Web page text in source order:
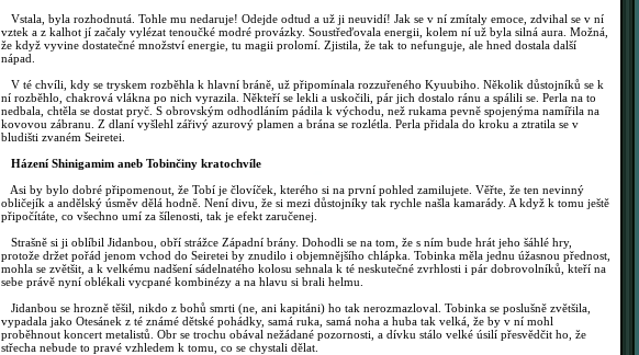
Vstala, byla rozhodnutá. Tohle mu nedaruje! Odejde odtud a už ji neuvidí! Jak se v ní zmítaly emoce, zdvihal se v ní
vztek a z kalhot jí začaly vylézat tenoučké modré provázky. Soustřeďovala energii, kolem ní už byla silná aura. Možná,
že když vyvine dostatečné množství energie, tu magii prolomí. Zjistila, že tak to nefunguje, ale hned dostala další
nápad.
V té chvíli, kdy se tryskem rozběhla k hlavní bráně, už připomínala rozzuřeného Kyuubiho. Několik důstojníků se k
ní rozběhlo, chakrová vlákna po nich vyrazila. Někteří se lekli a uskočili, pár jich dostalo ránu a spálili se. Perla na to
nedbala, chtěla se dostat pryč. S obrovským odhodláním pádila k východu, než rukama pevně spojenýma namířila na
kovovou zábranu. Z dlaní vyšlehl zářivý azurový plamen a brána se rozlétla. Perla přidala do kroku a ztratila se v
bludišti zvaném Seiretei.
Házení Shinigamim aneb Tobinčiny kratochvíle
Asi by bylo dobré připomenout, že Tobí je človíček, kterého si na první pohled zamilujete. Věřte, že ten nevinný
obličejík a andělský úsměv dělá hodně. Není divu, že si mezi důstojníky tak rychle našla kamarády. A když k tomu ještě
připočítáte, co všechno umí za šílenosti, tak je efekt zaručenej.
Strašně si ji oblíbil Jidanbou, obří strážce Západní brány. Dohodli se na tom, že s ním bude hrát jeho šáhlé hry,
protože držet pořád jenom vchod do Seiretei by znudilo i objemnějšího chlápka. Tobinka měla jednu úžasnou přednost,
mohla se zvětšit, a k velkému nadšení sádelnatého kolosu sehnala k té neskutečné zvrhlosti i pár dobrovolníků, kteří na
sebe právě nyní oblékali vycpané kombinézy a na hlavu si brali helmu.
Jidanbou se hrozně těšil, nikdo z bohů smrti (ne, ani kapitáni) ho tak nerozmazloval. Tobinka se poslušně zvětšila,
vypadala jako Otesánek z té známé dětské pohádky, samá ruka, samá noha a huba tak velká, že by v ní mohl
proběhnout koncert metalistů. Obr se trochu obával nežádané pozornosti, a dívku stálo velké úsilí přesvědčit ho, že
střecha nebude to pravé vzhledem k tomu, co se chystali dělat.